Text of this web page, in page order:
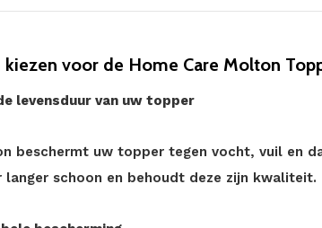
kiezen voor de Home Care Molton
levensduur van uw topper
beschermt uw topper tegen vocht, vuil en
langer schoon en behoudt deze zijn kwaliteit.